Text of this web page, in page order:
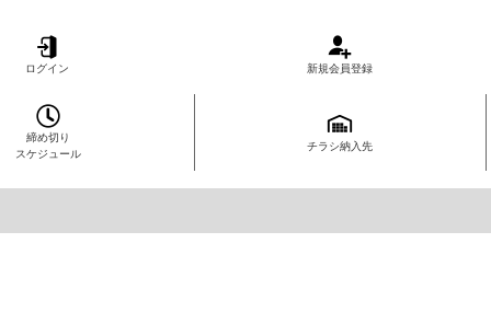
ログイン 新規会員登録
締め切り
スケジュール
チラシ納入先